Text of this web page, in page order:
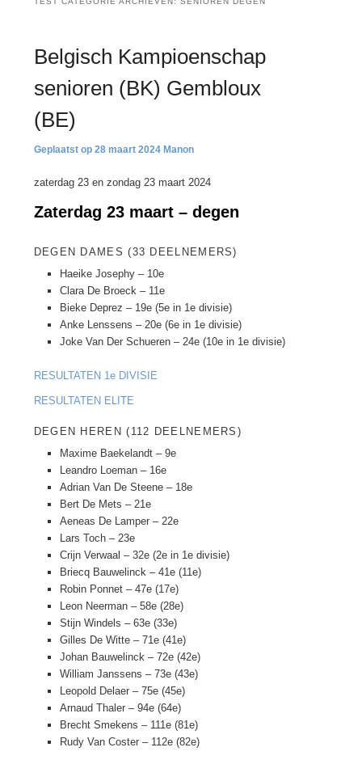
Belgisch Kampioenschap
senioren (BK) Gembloux
(BE)
28 maart 2024 Manon
zaterdag 23 en zondag 23 maart 2024
Zaterdag 23 maart – degen
DEGEN DAMES (33 DEELNEMERS)
Haeike Josephy – 10e
Clara De Broeck – 11e
Bieke Deprez – 19e (5e in 1e divisie)
Anke Lenssens – 20e (6e in 1e divisie)
Joke Van Der Schueren – 24e (10e in 1e divisie)
RESULTATEN 1e DIVISIE
RESULTATEN ELITE
DEGEN HEREN (112 DEELNEMERS)
Maxime Baekelandt – 9e
Leandro Loeman – 16e
Adrian Van De Steene – 18e
Bert De Mets – 21e
Aeneas De Lamper – 22e
Lars Toch – 23e
Crijn Verwaal – 32e (2e in 1e divisie)
Briecq Bauwelinck – 41e (11e)
Robin Ponnet – 47e (17e)
Leon Neerman – 58e (28e)
Stijn Windels – 63e (33e)
Gilles De Witte – 71e (41e)
Johan Bauwelinck – 72e (42e)
William Janssens – 73e (43e)
Leopold Delaer – 75e (45e)
Arnaud Thaler – 94e (64e)
Brecht Smekens – 111e (81e)
Rudy Van Coster – 112e (82e)